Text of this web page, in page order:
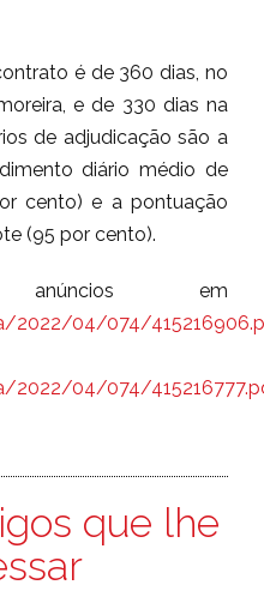
é de 360 dias, no
e de 330 dias na
de adjudicação são a
diário médio de
cento) e a pontuação
(95 por cento).
em
2022/04/074/
2022/04/074/
que lhe